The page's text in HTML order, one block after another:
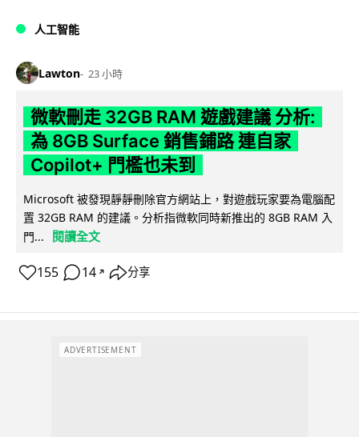
人工智能
Lawton 23 小時
微軟刪走 32GB RAM 遊戲建議 分析:
為 8GB Surface 銷售鋪路 連自家
Copilot+ 門檻也未到
Microsoft 被發現靜靜刪除官方網站上，對遊戲玩家要為電腦配
置 32GB RAM 的建議。分析指微軟同時新推出的 8GB RAM 入
門...
閱讀全文
155 14 ↗ 分享
ADVERTISEMENT